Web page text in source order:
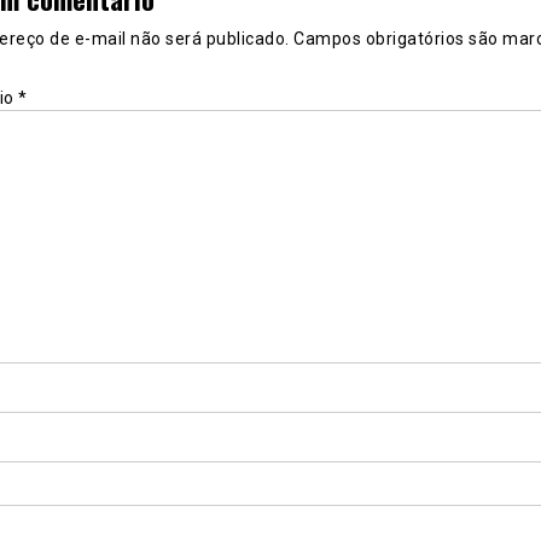
de e-mail não será publicado. Campos obrigatórios são
*